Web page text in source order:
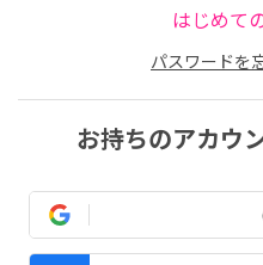
はじめて
パスワードを
お持ちのアカウ